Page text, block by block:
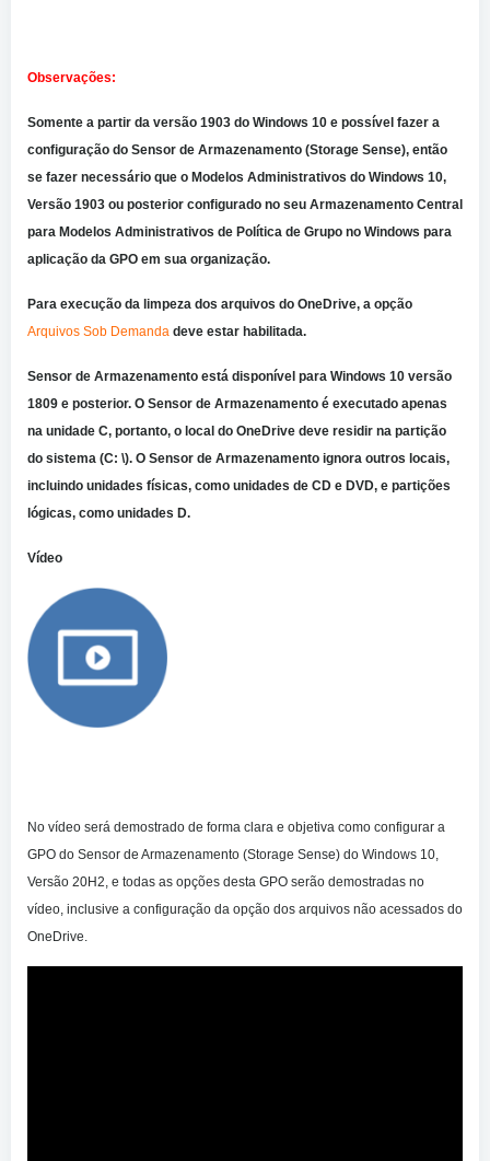
Observações:
Somente a partir da versão 1903 do Windows 10 e possível fazer a
configuração do Sensor de Armazenamento (Storage Sense), então
se fazer necessário que o Modelos Administrativos do Windows 10,
Versão 1903 ou posterior configurado no seu Armazenamento Central
para Modelos Administrativos de Política de Grupo no Windows para
aplicação da GPO em sua organização.
Para execução da limpeza dos arquivos do OneDrive, a opção
Arquivos Sob Demanda deve estar habilitada.
Sensor de Armazenamento está disponível para Windows 10 versão
1809 e posterior. O Sensor de Armazenamento é executado apenas
na unidade C, portanto, o local do OneDrive deve residir na partição
do sistema (C: \). O Sensor de Armazenamento ignora outros locais,
incluindo unidades físicas, como unidades de CD e DVD, e partições
lógicas, como unidades D.
Vídeo
No vídeo será demostrado de forma clara e objetiva como configurar a
GPO do Sensor de Armazenamento (Storage Sense) do Windows 10,
Versão 20H2, e todas as opções desta GPO serão demostradas no
vídeo, inclusive a configuração da opção dos arquivos não acessados do
OneDrive.